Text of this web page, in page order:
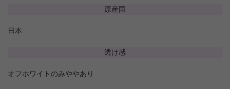
原産国
日本
透け感
オフホワイトのみややあり